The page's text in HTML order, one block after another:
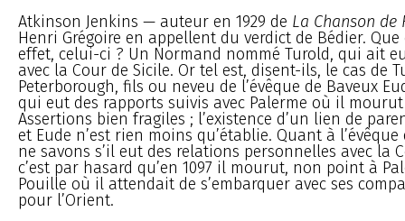
Atkinson Jenkins — auteur en 1929 de La Chanson de
Henri Grégoire en appellent du verdict de Bédier.
effet, celui-ci ? Un Normand nommé Turold, qui ait
avec la Cour de Sicile. Or tel est, disent-ils, le cas de
Peterborough, fils ou neveu de l’évêque de Baveux
qui eut des rapports suivis avec Palerme où il mourut
Assertions bien fragiles ; l’existence d’un lien de
et Eude n’est rien moins qu’établie. Quant à
ne savons s’il eut des relations personnelles avec la
c’est par hasard qu’en 1097 il mourut, non point à
Pouille où il attendait de s’embarquer avec ses
pour l’Orient.